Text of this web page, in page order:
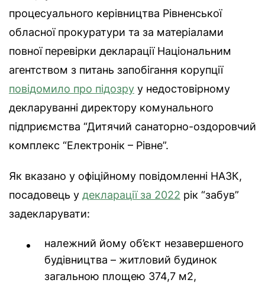
процесуального керівництва Рівненської
обласної прокуратури та за матеріалами
повної перевірки декларації Національним
агентством з питань запобігання корупції
повідомило про підозру у недостовірному
декларуванні директору комунального
підприємства “Дитячий санаторно-оздоровчий
комплекс “Електронік – Рівне”.
Як вказано у офіційному повідомленні НАЗК,
посадовець у декларації за 2022 рік “забув”
задекларувати:
належний йому об’єкт незавершеного
будівництва – житловий будинок
загальною площею 374,7 м2,